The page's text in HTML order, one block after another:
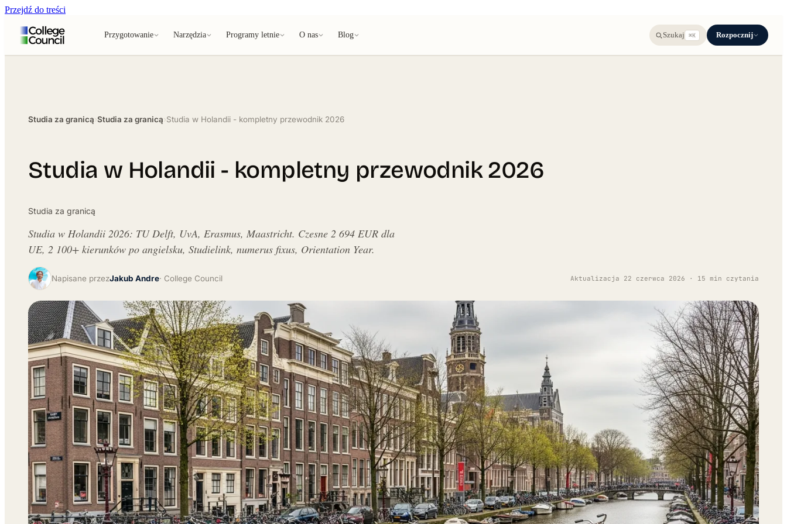
Przejdź do treści
Przygotowanie Narzędzia Programy letnie O nas Blog Szukaj ⌘K Rozpocznij
Studia za granicą›Studia za granicą›Studia w Holandii - kompletny przewodnik 2026
Studia w Holandii - kompletny przewodnik 2026
Studia za granicą
Studia w Holandii 2026: TU Delft, UvA, Erasmus, Maastricht. Czesne 2 694 EUR dla
UE, 2 100+ kierunków po angielsku, Studielink, numerus fixus, Orientation Year.
Napisane przezJakub Andre College Council Aktualizacja 22 czerwca 2026 · 15 min czytania